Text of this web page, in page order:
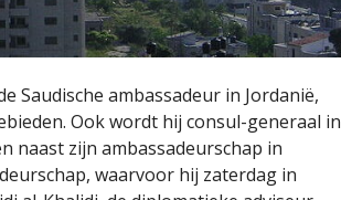
Saudische ambassadeur in Jordanië,
Ook wordt hij consul-generaal in
naast zijn ambassadeurschap in
waarvoor hij zaterdag in